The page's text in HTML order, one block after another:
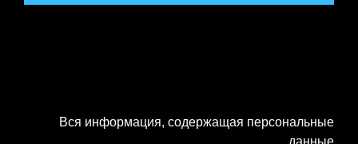
Вся информация, содержащая персональные
данные